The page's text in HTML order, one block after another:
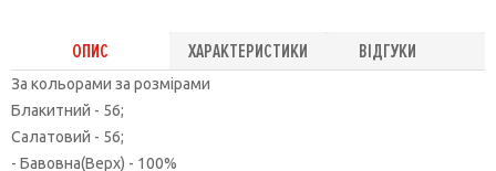
ОПИС ХАРАКТЕРИСТИКИ ВІДГУКИ
За кольорами за розмірами
Блакитний - 56;
Салатовий - 56;
- Бавовна(Верх) - 100%